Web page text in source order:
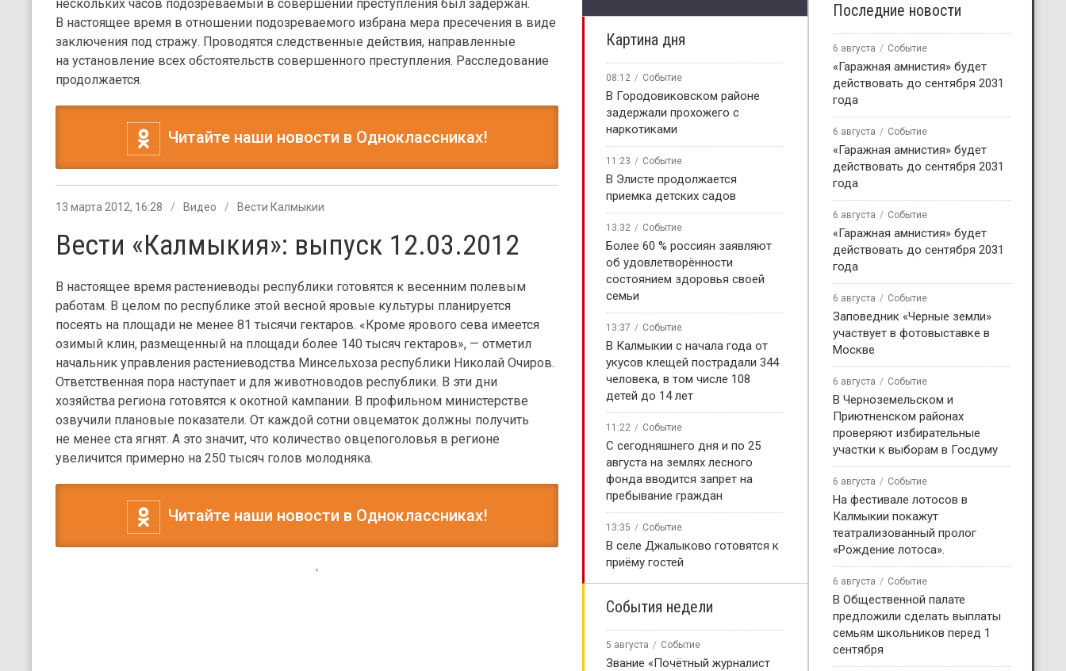
нескольких часов подозреваемый в совершении преступления был задержан.
В настоящее время в отношении подозреваемого избрана мера пресечения в виде
заключения под стражу. Проводятся следственные действия, направленные
на установление всех обстоятельств совершенного преступления. Расследование
продолжается.
Читайте наши новости в Одноклассниках!
13 марта 2012, 16:28 Видео Вести Калмыкии
Вести «Калмыкия»: выпуск 12.03.2012
В настоящее время растениеводы республики готовятся к весенним полевым
работам. В целом по республике этой весной яровые культуры планируется
посеять на площади не менее 81 тысячи гектаров. «Кроме ярового сева имеется
озимый клин, размещенный на площади более 140 тысяч гектаров», — отметил
начальник управления растениеводства Минсельхоза республики Николай Очиров.
Ответственная пора наступает и для животноводов республики. В эти дни
хозяйства региона готовятся к окотной кампании. В профильном министерстве
озвучили плановые показатели. От каждой сотни овцематок должны получить
не менее ста ягнят. А это значит, что количество овцепоголовья в регионе
увеличится примерно на 250 тысяч голов молодняка.
Читайте наши новости в Одноклассниках!
Картина дня
08:12 Событие
В Городовиковском районе
задержали прохожего с
наркотиками
11:23 Событие
В Элисте продолжается
приемка детских садов
13:32 Событие
Более 60 % россиян заявляют
об удовлетворённости
состоянием здоровья своей
семьи
13:37 Событие
В Калмыкии с начала года от
укусов клещей пострадали 344
человека, в том числе 108
детей до 14 лет
11:22 Событие
С сегодняшнего дня и по 25
августа на землях лесного
фонда вводится запрет на
пребывание граждан
13:35 Событие
В селе Джалыково готовятся к
приёму гостей
События недели
5 августа Событие
Звание «Почётный журналист
Последние новости
6 августа Событие
«Гаражная амнистия» будет
действовать до сентября 2031
года
6 августа Событие
«Гаражная амнистия» будет
действовать до сентября 2031
года
6 августа Событие
«Гаражная амнистия» будет
действовать до сентября 2031
года
6 августа Событие
Заповедник «Черные земли»
участвует в фотовыставке в
Москве
6 августа Событие
В Черноземельском и
Приютненском районах
проверяют избирательные
участки к выборам в Госдуму
6 августа Событие
На фестивале лотосов в
Калмыкии покажут
театрализованный пролог
«Рождение лотоса».
6 августа Событие
В Общественной палате
предложили сделать выплаты
семьям школьников перед 1
сентября